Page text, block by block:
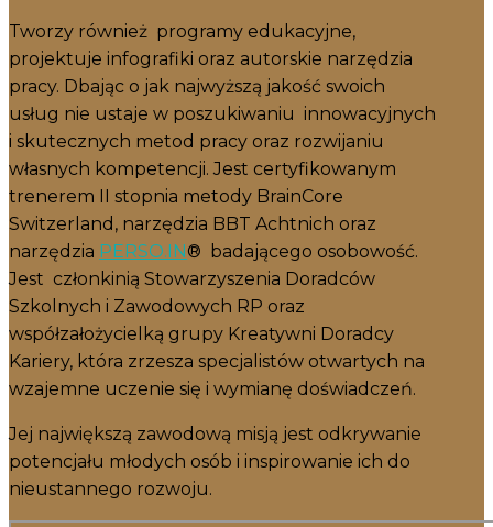
Tworzy również programy edukacyjne,
projektuje infografiki oraz autorskie narzędzia
pracy. Dbając o jak najwyższą jakość swoich
usług nie ustaje w poszukiwaniu innowacyjnych
i skutecznych metod pracy oraz rozwijaniu
własnych kompetencji. Jest certyfikowanym
trenerem II stopnia metody BrainCore
Switzerland, narzędzia BBT Achtnich oraz
narzędzia PERSO.IN® badającego osobowość.
Jest członkinią Stowarzyszenia Doradców
Szkolnych i Zawodowych RP oraz
współzałożycielką grupy Kreatywni Doradcy
Kariery, która zrzesza specjalistów otwartych na
wzajemne uczenie się i wymianę doświadczeń.
Jej największą zawodową misją jest odkrywanie
potencjału młodych osób i inspirowanie ich do
nieustannego rozwoju.